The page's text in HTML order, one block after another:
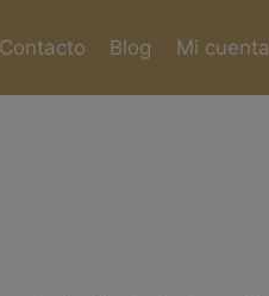
Contacto Blog Mi cuenta